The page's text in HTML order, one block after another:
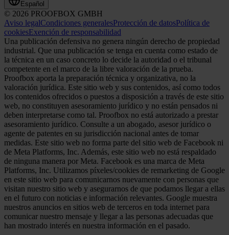
Español
© 2026 PROOFBOX GMBH
Aviso legalCondiciones generalesProtección de datosPolítica de
cookiesExención de responsabilidad
Una publicación defensiva no genera ningún derecho de propiedad
industrial. Que una publicación se tenga en cuenta como estado de
la técnica en un caso concreto lo decide la autoridad o el tribunal
competente en el marco de la libre valoración de la prueba.
Proofbox aporta la preparación técnica y organizativa, no la
valoración jurídica. Este sitio web y sus contenidos, así como todos
los contenidos ofrecidos o puestos a disposición a través de este sitio
web, no constituyen asesoramiento jurídico y no están pensados ni
deben interpretarse como tal. Proofbox no está autorizado a prestar
asesoramiento jurídico. Consulte a un abogado, asesor jurídico o
agente de patentes en su jurisdicción nacional antes de tomar
medidas. Este sitio web no forma parte del sitio web de Facebook ni
de Meta Platforms, Inc. Además, este sitio web no está respaldado
de ninguna manera por Meta. Facebook es una marca de Meta
Platforms, Inc. Utilizamos píxeles/cookies de remarketing de Google
en este sitio web para comunicarnos nuevamente con personas que
visitan nuestro sitio web y asegurarnos de que podamos llegar a ellas
en el futuro con noticias e información relevantes. Google muestra
nuestros anuncios en sitios web de terceros en toda internet para
comunicar nuestro mensaje y llegar a las personas adecuadas que
han mostrado interés en nuestra información en el pasado.